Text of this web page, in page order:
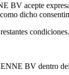
BV acepte
dicho
condiciones.
BV dentro